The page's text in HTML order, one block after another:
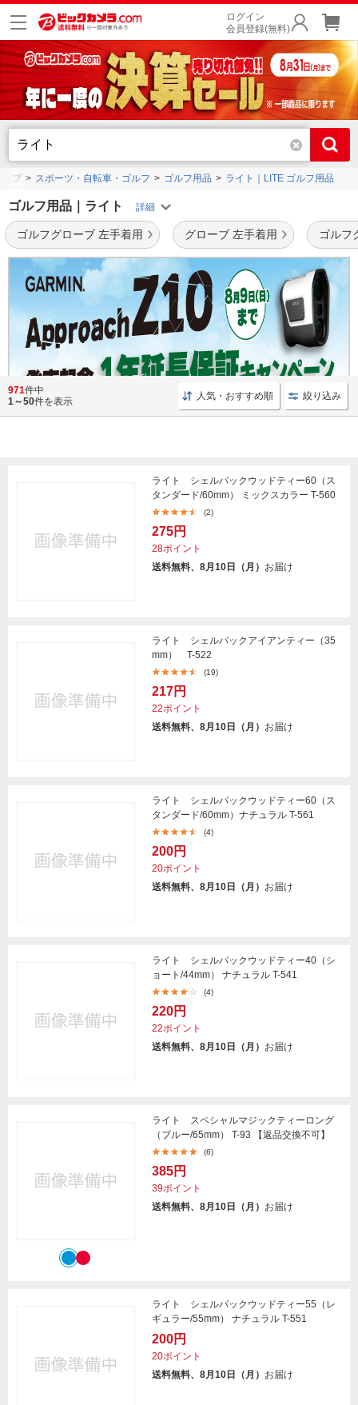
ログイン
会員登録(無料)
ップ スポーツ・自転車・ゴルフ ゴルフ用品 ライト｜LITE ゴルフ用品
ゴルフ用品｜ライト
ゴルフグローブ 左手着用 グローブ 左手着用 ゴルフ
971件中
1～50件を表示 人気・おすすめ順 絞り込み
ライト シェルパックウッドティー60（ス
タンダード/60mm） ミックスカラー T-560
(2)
275円
28ポイント
送料無料、8月10日（月） お届け
ライト シェルパックアイアンティー（35
mm） T-522
(19)
217円
22ポイント
送料無料、8月10日（月） お届け
ライト シェルパックウッドティー60（ス
タンダード/60mm）ナチュラル T-561
(4)
200円
20ポイント
送料無料、8月10日（月） お届け
ライト シェルパックウッドティー40（シ
ョート/44mm） ナチュラル T-541
(4)
220円
22ポイント
送料無料、8月10日（月） お届け
ライト スペシャルマジックティーロング
（ブルー/65mm） T-93 【返品交換不可】
(6)
385円
39ポイント
送料無料、8月10日（月） お届け
ライト シェルパックウッドティー55（レ
ギュラー/55mm） ナチュラル T-551
200円
20ポイント
送料無料、8月10日（月） お届け